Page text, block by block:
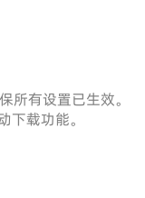
所有设置已生效。
载功能。